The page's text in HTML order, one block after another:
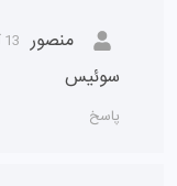
منصور 13 آذر 1403
سوئیس
پاسخ